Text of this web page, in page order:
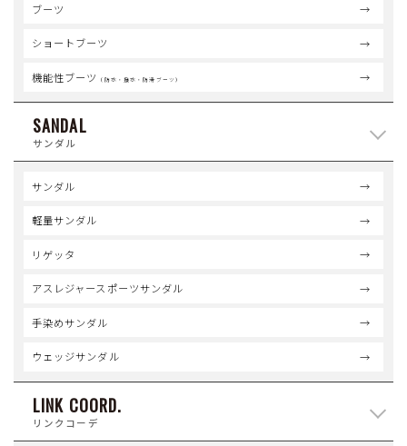
ブーツ
ショートブーツ
機能性ブーツ （防水・撥水・防滑ブーツ）
SANDAL
サンダル
サンダル
軽量サンダル
リゲッタ
アスレジャースポーツサンダル
手染めサンダル
ウェッジサンダル
LINK COORD.
リンクコーデ